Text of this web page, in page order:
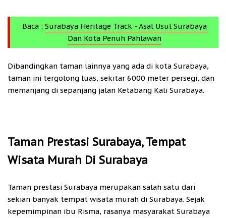
Baca : Surabaya Heritage Track - Asal Usul Surabaya
Dan Kota Penuh Pahlawan
Dibandingkan taman lainnya yang ada di kota Surabaya,
taman ini tergolong luas, sekitar 6000 meter persegi, dan
memanjang di sepanjang jalan Ketabang Kali Surabaya.
Taman Prestasi Surabaya, Tempat
Wisata Murah Di Surabaya
Taman prestasi Surabaya merupakan salah satu dari
sekian banyak tempat wisata murah di Surabaya. Sejak
kepemimpinan ibu Risma, rasanya masyarakat Surabaya